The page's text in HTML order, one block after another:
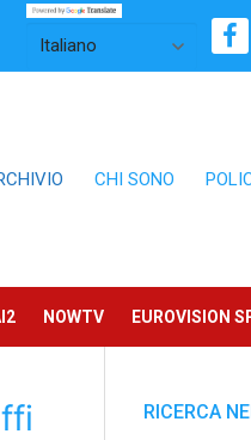
CHI SONO
NOWTV EUROVISION
RICERCA